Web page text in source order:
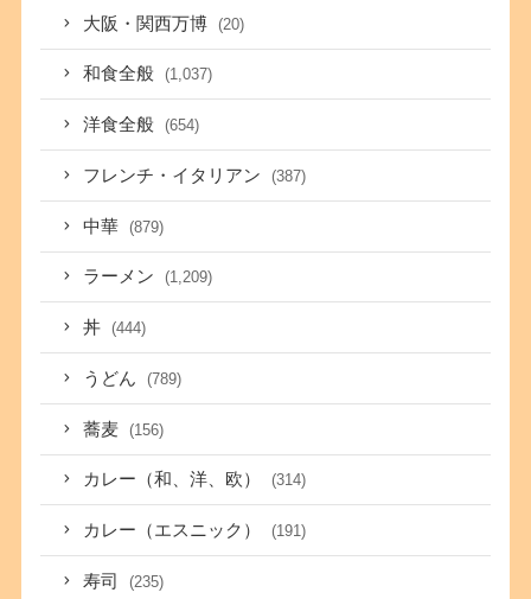
大阪・関西万博 (20)
和食全般 (1,037)
洋食全般 (654)
フレンチ・イタリアン (387)
中華 (879)
ラーメン (1,209)
丼 (444)
うどん (789)
蕎麦 (156)
カレー（和、洋、欧） (314)
カレー（エスニック） (191)
寿司 (235)